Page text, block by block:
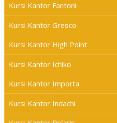
Kursi Kantor Fantoni
Kursi Kantor Gresco
Kursi Kantor High Point
Kursi Kantor Ichiko
Kursi Kantor Importa
Kursi Kantor Indachi